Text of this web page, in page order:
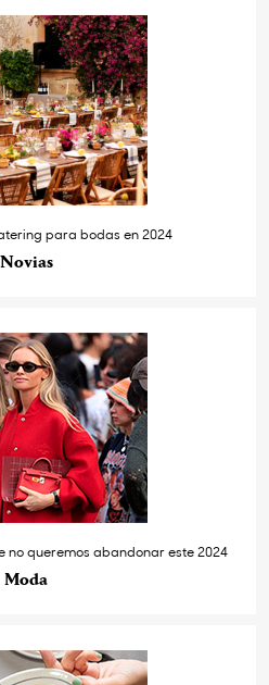
para bodas en 2024
Novias
no queremos abandonar este 2024
Moda